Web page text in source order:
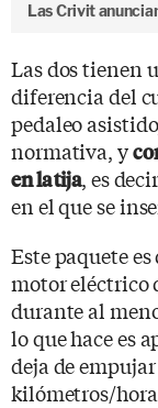
Las Crivit
Las dos tienen
diferencia del
pedaleo
normativa, y
en la tija, es
en el que se
Este paquete es
motor eléctrico
durante al
lo que hace es
deja de
kilómetros/